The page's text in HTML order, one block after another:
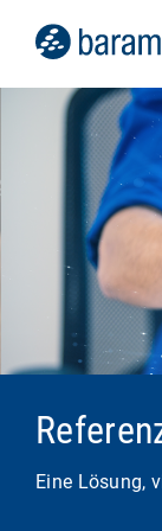
Eine Lösung,